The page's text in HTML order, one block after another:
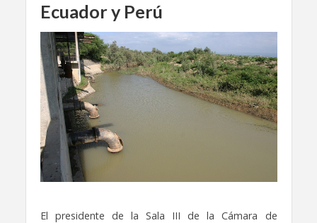
Ecuador y Perú
El presidente de la Sala III de la Cámara de